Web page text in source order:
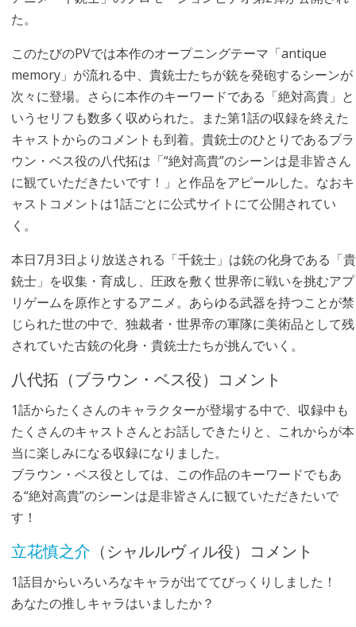
た。
このたびのPVでは本作のオープニングテーマ「antique
memory」が流れる中、貴銃士たちが銃を発砲するシーンが
次々に登場。さらに本作のキーワードである「絶対高貴」と
いうセリフも数多く収められた。また第1話の収録を終えた
キャストからのコメントも到着。貴銃士のひとりであるブラ
ウン・ベス役の八代拓は「“絶対高貴”のシーンは是非皆さん
に観ていただきたいです！」と作品をアピールした。なおキ
ャストコメントは1話ごとに公式サイトにて公開されてい
く。
本日7月3日より放送される「千銃士」は銃の化身である「貴
銃士」を収集・育成し、圧政を敷く世界帝に戦いを挑むアプ
リゲームを原作とするアニメ。あらゆる武器を持つことが禁
じられた世の中で、独裁者・世界帝の軍隊に美術品として残
されていた古銃の化身・貴銃士たちが挑んでいく。
八代拓（ブラウン・ベス役）コメント
1話からたくさんのキャラクターが登場する中で、収録中も
たくさんのキャストさんとお話しできたりと、これからが本
当に楽しみになる収録になりました。
ブラウン・ベス役としては、この作品のキーワードでもあ
る“絶対高貴”のシーンは是非皆さんに観ていただきたいで
す！
立花慎之介 （シャルルヴィル役）コメント
1話目からいろいろなキャラが出ててびっくりしました！
あなたの推しキャラはいましたか？